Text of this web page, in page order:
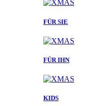
FÜR SIE
FÜR IHN
KIDS